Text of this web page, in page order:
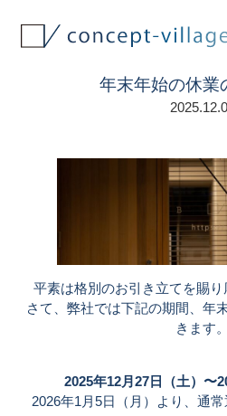
年末年始の休業
平素は格別のお引き立てを賜り
さて、弊社では下記の期間、年
きます。
2025年12月27日（土）〜
2026年1月5日（月）より、通常